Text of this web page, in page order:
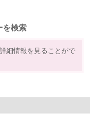
を検索
細情報を見ることがで